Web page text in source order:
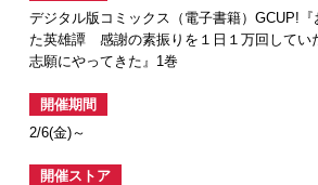
デジタル版コミックス（電子書籍）GCUP!
た英雄譚 感謝の素振りを１日１万回してい
志願にやってきた』1巻
開催期間
2/6(金)～
開催ストア